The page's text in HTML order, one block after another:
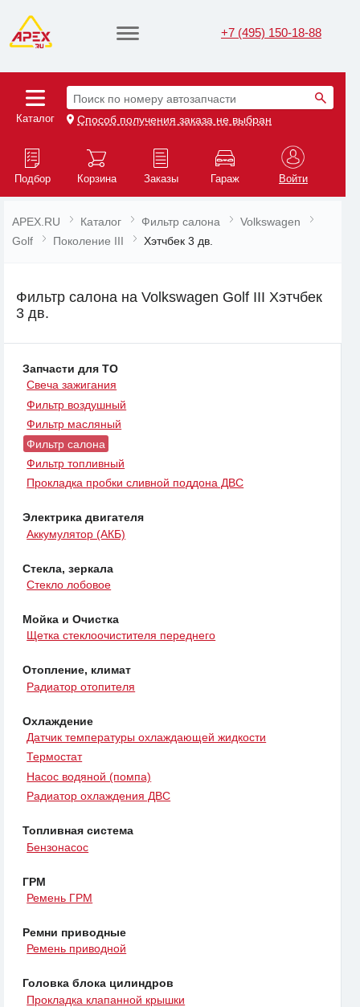
+7 (495) 150-18-88
Каталог
Поиск по номеру автозапчасти
Способ получения заказа не выбран
Подбор Корзина Заказы Гараж Войти
APEX.RU Каталог Фильтр салона
Volkswagen
Golf
Поколение III Хэтчбек 3 дв.
Фильтр салона на Volkswagen Golf III Хэтчбек
3 дв.
Запчасти для ТО
Свеча зажигания
Фильтр воздушный
Фильтр масляный
Фильтр салона
Фильтр топливный
Прокладка пробки сливной поддона ДВС
Электрика двигателя
Аккумулятор (АКБ)
Стекла, зеркала
Стекло лобовое
Мойка и Очистка
Щетка стеклоочистителя переднего
Отопление, климат
Радиатор отопителя
Охлаждение
Датчик температуры охлаждающей жидкости
Термостат
Насос водяной (помпа)
Радиатор охлаждения ДВС
Топливная система
Бензонасос
ГРМ
Ремень ГРМ
Ремни приводные
Ремень приводной
Головка блока цилиндров
Прокладка клапанной крышки